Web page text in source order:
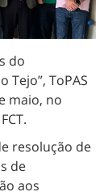
do
Tejo”, ToPAS
maio, no
resolução de
de
aos